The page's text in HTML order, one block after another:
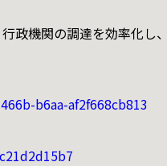
政機関の調達を効率化し
b6aa-af2f668cb813